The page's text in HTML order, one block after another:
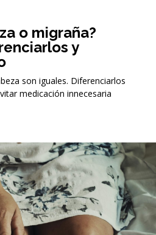
o migraña?
y
son iguales. Diferenciarlos
medicación innecesaria